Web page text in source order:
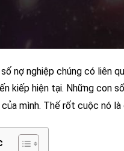
nợ nghiệp chúng có liên
kiếp hiện tại. Những con
mình. Thế rốt cuộc nó là